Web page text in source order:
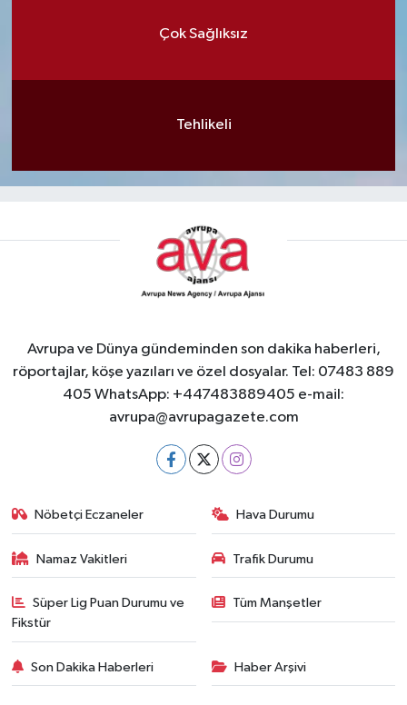
Çok Sağlıksız
Tehlikeli
Avrupa ve Dünya gündeminden son dakika haberleri,
röportajlar, köşe yazıları ve özel dosyalar. Tel: 07483 889
405 WhatsApp: +447483889405 e-mail:
avrupa@avrupagazete.com
Nöbetçi Eczaneler Hava Durumu
Namaz Vakitleri Trafik Durumu
Süper Lig Puan Durumu ve
Fikstür
Tüm Manşetler
Son Dakika Haberleri Haber Arşivi